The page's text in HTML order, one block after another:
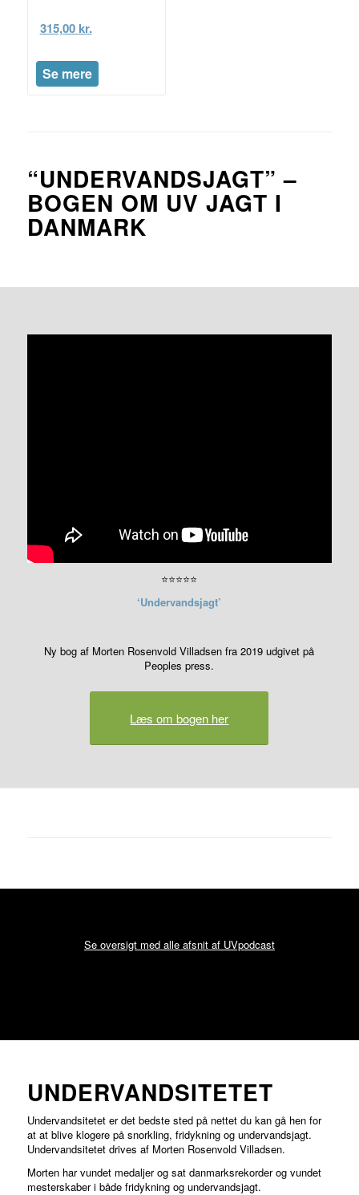
315,00 kr.
Se mere
“UNDERVANDSJAGT” –
BOGEN OM UV JAGT I
DANMARK
⭐⭐⭐⭐⭐
‘Undervandsjagt’
Ny bog af Morten Rosenvold Villadsen fra 2019 udgivet på
Peoples press.
Læs om bogen her
Se oversigt med alle afsnit af UVpodcast
UNDERVANDSITETET
Undervandsitetet er det bedste sted på nettet du kan gå hen for
at at blive klogere på snorkling, fridykning og undervandsjagt.
Undervandsitetet drives af Morten Rosenvold Villadsen.
Morten har vundet medaljer og sat danmarksrekorder og vundet
mesterskaber i både fridykning og undervandsjagt.